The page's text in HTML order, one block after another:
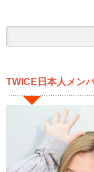
TWICE日本人メン